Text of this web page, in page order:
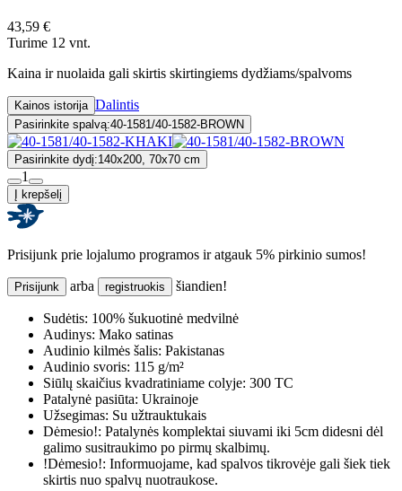
43,59 €
Turime 12 vnt.
Kaina ir nuolaida gali skirtis skirtingiems dydžiams/spalvoms
Kainos istorija Dalintis
Pasirinkite spalvą:40-1581/40-1582-BROWN
Pasirinkite dydį:140x200, 70x70 cm
1
Į krepšelį
Prisijunk prie lojalumo programos ir atgauk 5% pirkinio sumos!
Prisijunk arba registruokis šiandien!
Sudėtis: 100% šukuotinė medvilnė
Audinys: Mako satinas
Audinio kilmės šalis: Pakistanas
Audinio svoris: 115 g/m²
Siūlų skaičius kvadratiniame colyje: 300 TC
Patalynė pasiūta: Ukrainoje
Užsegimas: Su užtrauktukais
Dėmesio!: Patalynės komplektai siuvami iki 5cm didesni dėl
galimo susitraukimo po pirmų skalbimų.
!Dėmesio!: Informuojame, kad spalvos tikrovėje gali šiek tiek
skirtis nuo spalvų nuotraukose.